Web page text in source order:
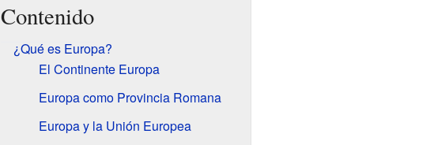
Contenido
¿Qué es Europa?
El Continente Europa
Europa como Provincia Romana
Europa y la Unión Europea